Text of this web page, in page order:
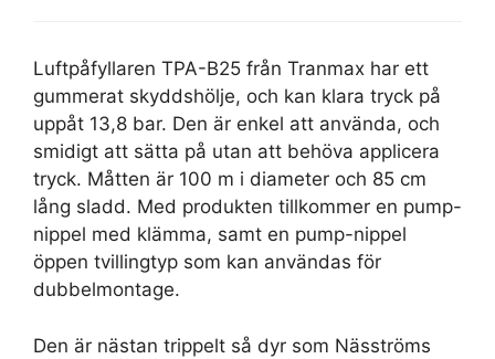
Luftpåfyllaren TPA-B25 från Tranmax har ett
gummerat skyddshölje, och kan klara tryck på
uppåt 13,8 bar. Den är enkel att använda, och
smidigt att sätta på utan att behöva applicera
tryck. Måtten är 100 m i diameter och 85 cm
lång sladd. Med produkten tillkommer en pump-
nippel med klämma, samt en pump-nippel
öppen tvillingtyp som kan användas för
dubbelmontage.
Den är nästan trippelt så dyr som Näsströms